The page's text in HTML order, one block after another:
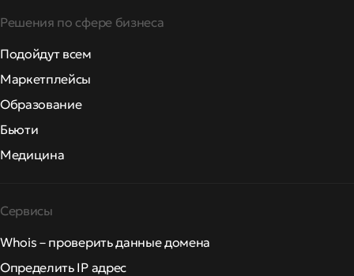
Решения по сфере бизнеса
Подойдут всем
Маркетплейсы
Образование
Бьюти
Медицина
Сервисы
Whois – проверить данные домена
Определить IP адрес